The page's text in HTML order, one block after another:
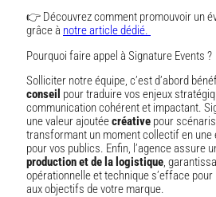
👉 Découvrez comment promouvoir un
grâce à notre article dédié.
Pourquoi faire appel à Signature Events ?
Solliciter notre équipe, c’est d’abord
conseil pour traduire vos enjeux
communication cohérent et impactant.
une valeur ajoutéecréative pour
transformant un moment collectif en une
pour vos publics. Enfin, l’agence assure
production et de la logistique,
opérationnelle et technique s’efface
aux objectifs de votre marque.